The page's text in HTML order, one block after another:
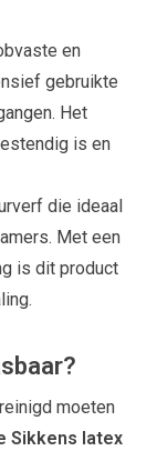
en
gebruikte
Het
is en
die ideaal
Met een
is dit product
moeten
Sikkens latex